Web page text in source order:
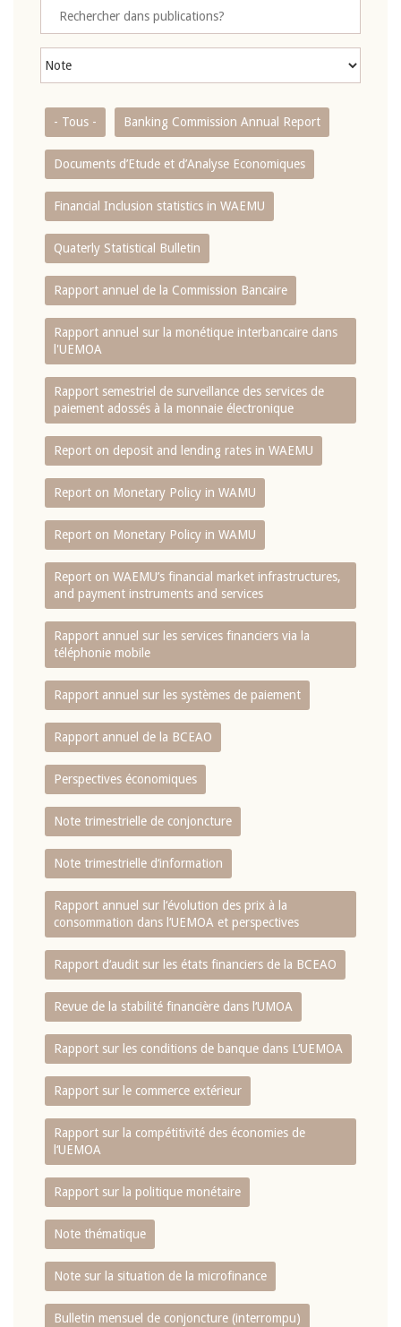
- Tous - Banking Commission Annual Report
Documents d’Etude et d’Analyse Economiques
Financial Inclusion statistics in WAEMU
Quaterly Statistical Bulletin
Rapport annuel de la Commission Bancaire
Rapport annuel sur la monétique interbancaire dans
l'UEMOA
Rapport semestriel de surveillance des services de
paiement adossés à la monnaie électronique
Report on deposit and lending rates in WAEMU
Report on Monetary Policy in WAMU
Report on Monetary Policy in WAMU
Report on WAEMU’s financial market infrastructures,
and payment instruments and services
Rapport annuel sur les services financiers via la
téléphonie mobile
Rapport annuel sur les systèmes de paiement
Rapport annuel de la BCEAO
Perspectives économiques
Note trimestrielle de conjoncture
Note trimestrielle d‘information
Rapport annuel sur l‘évolution des prix à la
consommation dans l‘UEMOA et perspectives
Rapport d‘audit sur les états financiers de la BCEAO
Revue de la stabilité financière dans l‘UMOA
Rapport sur les conditions de banque dans L‘UEMOA
Rapport sur le commerce extérieur
Rapport sur la compétitivité des économies de
l‘UEMOA
Rapport sur la politique monétaire
Note thématique
Note sur la situation de la microfinance
Bulletin mensuel de conjoncture (interrompu)